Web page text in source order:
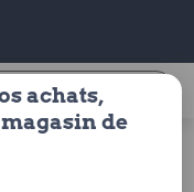
achats,
de